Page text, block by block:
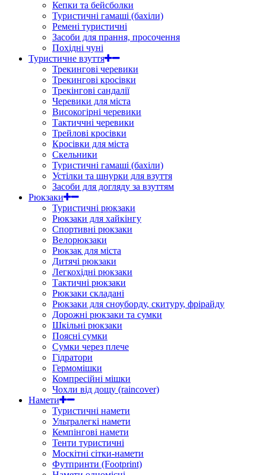
Кепки та бейсболки
Туристичні гамаші (бахіли)
Ремені туристичні
Засоби для прання, просочення
Похідні чуні
Туристичне взуття
Трекингові черевики
Трекингові кросівки
Трекінгові сандалії
Черевики для міста
Високогірні черевики
Тактиччні черевики
Трейлові кросівки
Кросівки для міста
Скельники
Туристичні гамаші (бахіли)
Устілки та шнурки для взуття
Засоби для догляду за взуттям
Рюкзаки
Туристичні рюкзаки
Рюкзаки для хайкінгу
Спортивні рюкзаки
Велорюкзаки
Рюкзак для міста
Дитячі рюкзаки
Легкохідні рюкзаки
Тактичні рюкзаки
Рюкзаки складані
Рюкзаки для сноуборду, скитуру, фрірайду
Дорожні рюкзаки та сумки
Шкільні рюкзаки
Поясні сумки
Сумки через плече
Гідратори
Гермомішки
Компресійні мішки
Чохли від дощу (raincover)
Намети
Туристичні намети
Ультралегкі намети
Кемпінгові намети
Тенти туристичні
Москітні сітки-намети
Футпринти (Footprint)